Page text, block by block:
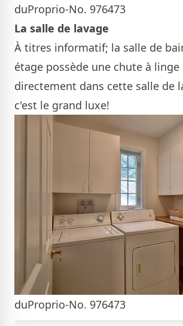
duProprio-No. 976473
La salle de lavage
À titres informatif; la salle de
étage possède une chute à linge
directement dans cette salle de
c'est le grand luxe!
duProprio-No. 976473